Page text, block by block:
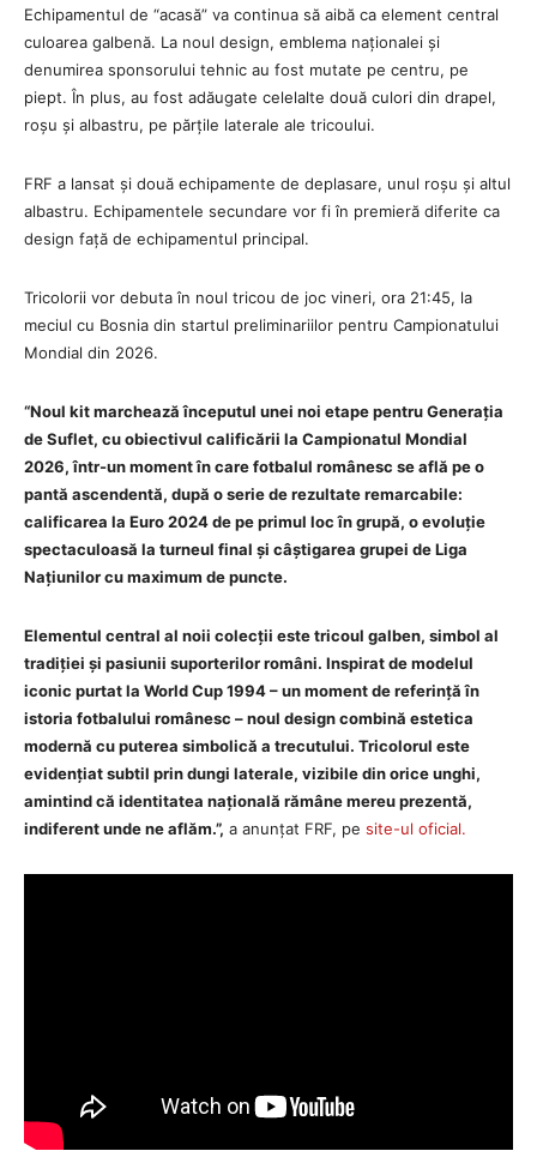
Echipamentul de “acasă” va continua să aibă ca element central
culoarea galbenă. La noul design, emblema naționalei și
denumirea sponsorului tehnic au fost mutate pe centru, pe
piept. În plus, au fost adăugate celelalte două culori din drapel,
roșu și albastru, pe părțile laterale ale tricoului.
FRF a lansat și două echipamente de deplasare, unul roșu și altul
albastru. Echipamentele secundare vor fi în premieră diferite ca
design față de echipamentul principal.
Tricolorii vor debuta în noul tricou de joc vineri, ora 21:45, la
meciul cu Bosnia din startul preliminariilor pentru Campionatului
Mondial din 2026.
“Noul kit marchează începutul unei noi etape pentru Generația
de Suflet, cu obiectivul calificării la Campionatul Mondial
2026, într-un moment în care fotbalul românesc se află pe o
pantă ascendentă, după o serie de rezultate remarcabile:
calificarea la Euro 2024 de pe primul loc în grupă, o evoluție
spectaculoasă la turneul final și câștigarea grupei de Liga
Națiunilor cu maximum de puncte.
Elementul central al noii colecții este tricoul galben, simbol al
tradiției și pasiunii suporterilor români. Inspirat de modelul
iconic purtat la World Cup 1994 – un moment de referință în
istoria fotbalului românesc – noul design combină estetica
modernă cu puterea simbolică a trecutului. Tricolorul este
evidențiat subtil prin dungi laterale, vizibile din orice unghi,
amintind că identitatea națională rămâne mereu prezentă,
indiferent unde ne aflăm.”, a anunțat FRF, pe site-ul oficial.